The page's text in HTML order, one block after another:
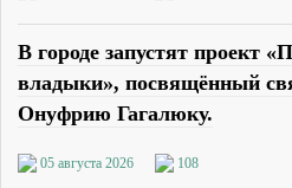
В городе запустят проект
владыки», посвящённый
Онуфрию Гагалюку.
05 августа 2026 108